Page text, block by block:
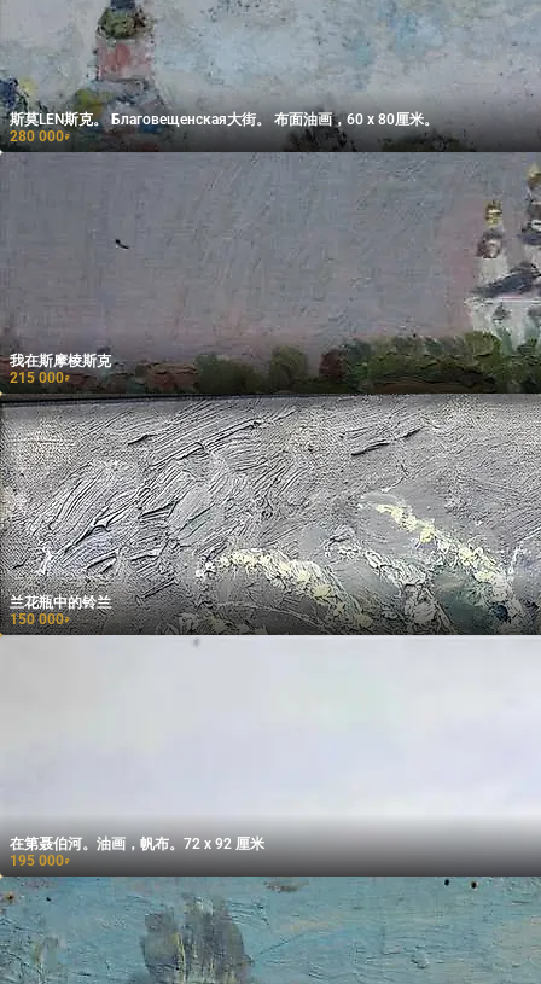
斯莫LEN斯克。 Благовещенская大街。 布面油画，60 x 80厘米。
280 000₽
我在斯摩棱斯克
215 000₽
兰花瓶中的铃兰
150 000₽
在第聂伯河。油画，帆布。72 x 92 厘米
195 000₽